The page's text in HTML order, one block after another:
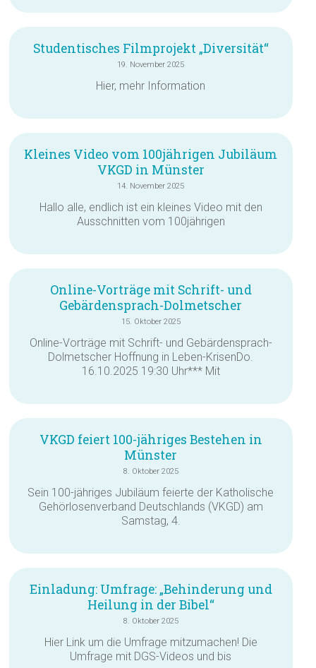
Studentisches Filmprojekt „Diversität“
19. November 2025
Hier, mehr Information
Kleines Video vom 100jährigen Jubiläum
VKGD in Münster
14. November 2025
Hallo alle, endlich ist ein kleines Video mit den
Ausschnitten vom 100jährigen
Online-Vorträge mit Schrift- und
Gebärdensprach-Dolmetscher
15. Oktober 2025
Online-Vorträge mit Schrift- und Gebärdensprach-
Dolmetscher Hoffnung in Leben-KrisenDo.
16.10.2025 19:30 Uhr*** Mit
VKGD feiert 100-jähriges Bestehen in
Münster
8. Oktober 2025
Sein 100-jähriges Jubiläum feierte der Katholische
Gehörlosenverband Deutschlands (VKGD) am
Samstag, 4.
Einladung: Umfrage: „Behinderung und
Heilung in der Bibel“
8. Oktober 2025
Hier Link um die Umfrage mitzumachen! Die
Umfrage mit DGS-Videos und bis